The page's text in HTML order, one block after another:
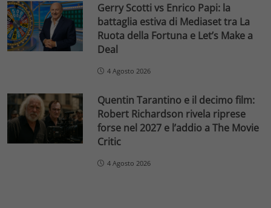
Gerry Scotti vs Enrico Papi: la
battaglia estiva di Mediaset tra La
Ruota della Fortuna e Let’s Make a
Deal
4 Agosto 2026
Quentin Tarantino e il decimo film:
Robert Richardson rivela riprese
forse nel 2027 e l’addio a The Movie
Critic
4 Agosto 2026